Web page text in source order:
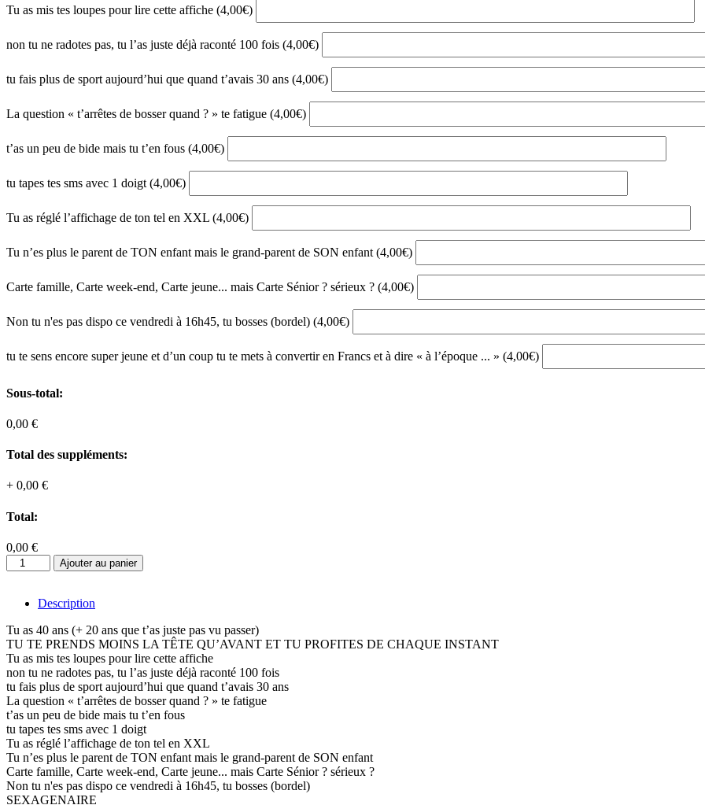
Tu as mis tes loupes pour lire cette affiche (4,00€)
non tu ne radotes pas, tu l’as juste déjà raconté 100 fois (4,00€)
tu fais plus de sport aujourd’hui que quand t’avais 30 ans (4,00€)
La question « t’arrêtes de bosser quand ? » te fatigue (4,00€)
t’as un peu de bide mais tu t’en fous (4,00€)
tu tapes tes sms avec 1 doigt (4,00€)
Tu as réglé l’affichage de ton tel en XXL (4,00€)
Tu n’es plus le parent de TON enfant mais le grand-parent de SON enfant (4,00€)
Carte famille, Carte week-end, Carte jeune... mais Carte Sénior ? sérieux ? (4,00€)
Non tu n'es pas dispo ce vendredi à 16h45, tu bosses (bordel) (4,00€)
tu te sens encore super jeune et d’un coup tu te mets à convertir en Francs et à dire « à l’époque ... » (4,00€)
Sous-total:
0,00 €
Total des suppléments:
+ 0,00 €
Total:
0,00 €
quantité
de
ANS
!
Ajouter au panier
Description
Tu as 40 ans (+ 20 ans que t’as juste pas vu passer)
TU TE PRENDS MOINS LA TÊTE QU’AVANT ET TU PROFITES DE CHAQUE INSTANT
Tu as mis tes loupes pour lire cette affiche
non tu ne radotes pas, tu l’as juste déjà raconté 100 fois
tu fais plus de sport aujourd’hui que quand t’avais 30 ans
La question « t’arrêtes de bosser quand ? » te fatigue
t’as un peu de bide mais tu t’en fous
tu tapes tes sms avec 1 doigt
Tu as réglé l’affichage de ton tel en XXL
Tu n’es plus le parent de TON enfant mais le grand-parent de SON enfant
Carte famille, Carte week-end, Carte jeune... mais Carte Sénior ? sérieux ?
Non tu n'es pas dispo ce vendredi à 16h45, tu bosses (bordel)
SEXAGENAIRE